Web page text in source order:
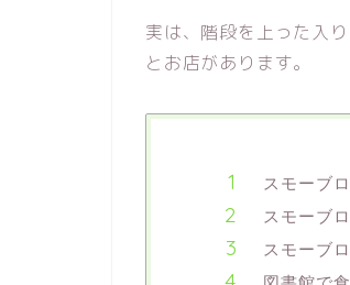
実は、階段を上った入
とお店があります。
スモーブ
スモーブ
スモーブ